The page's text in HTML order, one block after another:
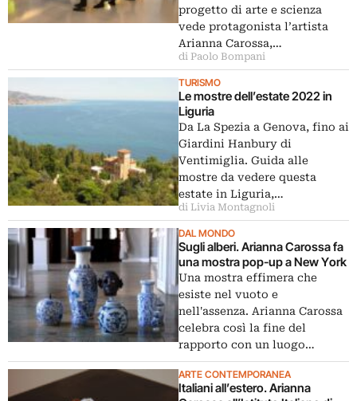
progetto di arte e scienza
vede protagonista l’artista
Arianna Carossa,…
di Paolo Bompani
TURISMO
Le mostre dell’estate 2022 in
Liguria
Da La Spezia a Genova, fino ai
Giardini Hanbury di
Ventimiglia. Guida alle
mostre da vedere questa
estate in Liguria,…
di Livia Montagnoli
DAL MONDO
Sugli alberi. Arianna Carossa fa
una mostra pop-up a New York
Una mostra effimera che
esiste nel vuoto e
nell'assenza. Arianna Carossa
celebra così la fine del
rapporto con un luogo…
ARTE CONTEMPORANEA
Italiani all’estero. Arianna